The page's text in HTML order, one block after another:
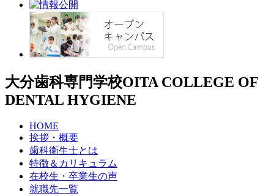
大分歯科専門学校OITA COLLEGE OF
DENTAL HYGIENE
HOME
挨拶・概要
歯科衛生士とは
特徴＆カリキュラム
在校生・卒業生の声
就職先一覧